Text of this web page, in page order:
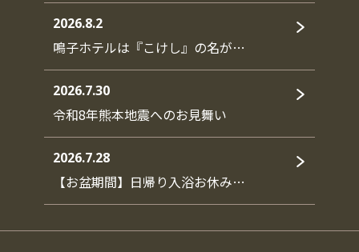
2026.8.2
鳴子ホテルは『こけし』の名が…
2026.7.30
令和8年熊本地震へのお見舞い
2026.7.28
【お盆期間】日帰り入浴お休み…